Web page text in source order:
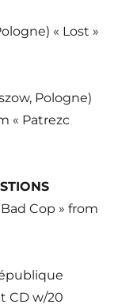
« Lost »
Pologne)
« Patrezc
Cop » from
CD w/20